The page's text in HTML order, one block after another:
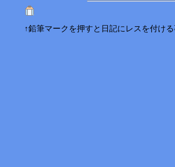
↑鉛筆マークを押すと日記にレスを付ける